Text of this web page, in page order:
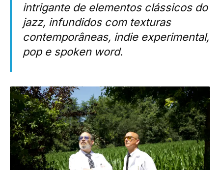
intrigante de elementos clássicos do
jazz, infundidos com texturas
contemporâneas, indie experimental,
pop e spoken word.